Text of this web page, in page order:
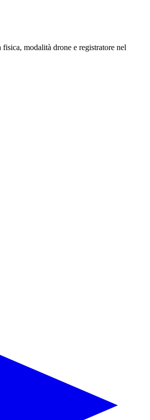
modalità drone e registratore nel